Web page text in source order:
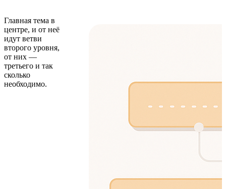
Главная тема в
центре, и от неё
идут ветви
второго уровня,
от них —
третьего и так
сколько
необходимо.